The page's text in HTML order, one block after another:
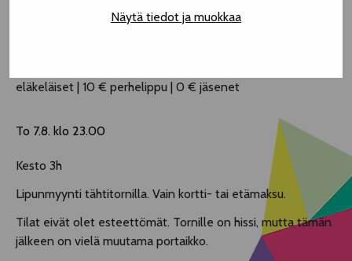
Näytä tiedot ja muokkaa
eläkeläiset | 10 € perhelippu | 0 € jäsenet
To 7.8. klo 23.00
Kesto 3h
Lipunmyynti tähtitornilla. Vain kortti- tai etämaksu.
Tilat eivät olet esteettömät. Tornille on hissi, mutta tämän
jälkeen on vielä muutama portaikko.